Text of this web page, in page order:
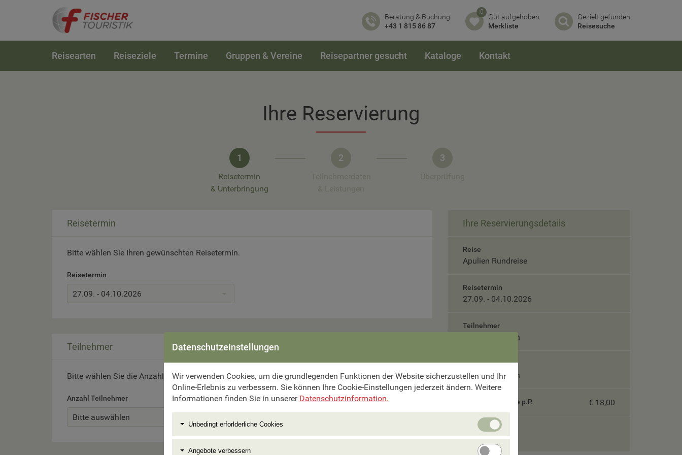
Beratung & Buchung
+43 1 815 86 87
0
Gut aufgehoben
Merkliste
Gezielt gefunden
Reisesuche
Reisearten Reiseziele Termine Gruppen & Vereine Reisepartner gesucht Kataloge Kontakt
Ihre Reservierung
1
Reisetermin
& Unterbringung
2 3
Reisetermin
Bitte wählen Sie Ihren gewünschten Reisetermin.
Reisetermin
27.09. - 04.10.2026
Teilnehmer
Bitte wählen Sie die Anzahl der Reiseteilnehmer aus.
Anzahl Teilnehmer
Bitte auswählen
Ihre Reservierungsdetails
Reise
Apulien Rundreise
Reisetermin
27.09. - 04.10.2026
Teilnehmer
Bitte auswählen
Unterbringung
Bitte auswählen
Servicepauschale p.P. € 18,00
Gesamtpreis
Datenschutzeinstellungen
Wir verwenden Cookies, um die grundlegenden Funktionen der Website sicherzustellen und Ihr
Online-Erlebnis zu verbessern. Sie können Ihre Cookie-Einstellungen jederzeit ändern. Weitere
Informationen finden Sie in unserer Datenschutzinformation.
Unbedingt erforlderliche Cookies
Cookies
Angebote verbessern